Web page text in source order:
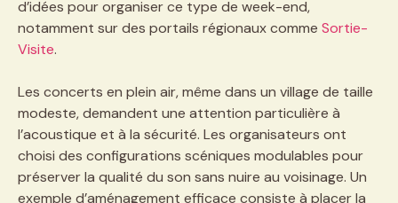
d’idées pour organiser ce type de week-end,
notamment sur des portails régionaux comme Sortie-
Visite.
Les concerts en plein air, même dans un village de taille
modeste, demandent une attention particulière à
l’acoustique et à la sécurité. Les organisateurs ont
choisi des configurations scéniques modulables pour
préserver la qualité du son sans nuire au voisinage. Un
exemple d’aménagement efficace consiste à placer la